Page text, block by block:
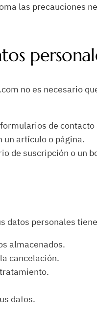
las precauciones
no es necesario
de
un artículo o página.
de suscripción o un
datos personales
almacenados.
cancelación.
datos.